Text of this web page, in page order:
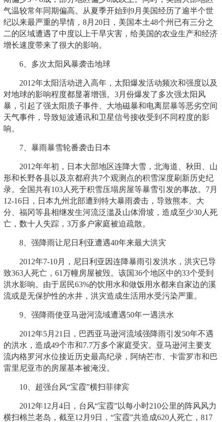
气温较常年同期偏高。从夏季开始到9月美国经历了逾半个世
纪以来最严重的旱情，8月20日，美国本土48个州已有三分之
二的区域遭遇了中度以上干旱灾害，给美国的农业生产和经济
增长速度带来了很大的影响。
6、多次太阳风暴袭击地球
2012年太阳活动进入高年，太阳爆发活动频次和强度以及
对地球的影响程度都显著增强。3月份爆发了多次强太阳风
暴，引起了强太阳质子事件、大地磁暴和电离层暴等恶劣空间
天气事件，导致短波通讯和卫星信号接收受到不同程度的影
响。
7、暴雨暴雪轮番袭击日本
2012年年初，日本大部地区连降大雪，北海道、秋田、山
形和长野各县以及京都府共7个观测点的积雪深度刷新历史纪
录。全国共有103人死于积雪压塌房屋等暴雪引发的事故。7月
12-16日，日本九州北部遭到特大暴雨袭击，导致熊本、大
分、福冈等县相继发生河流泛滥及山体滑坡，造成至少30人死
亡，数十人失踪，3万多户家庭被迫疏散。
8、强降雨让尼日利亚遭遇40年来最大洪灾
2012年7-10月，尼日利亚因连降暴雨引发洪水，洪灾已导
致363人死亡，61万幢房屋被毁。该国36个地区中的33个受到
洪水影响。由于居民63%的饮用水和做饭用水都来自家边的溪
流或是无保护性的水井，洪灾造成生活用水受污染严重。
9、强降雨使亚马逊河流域遭遇50年一遇洪水
2012年5月21日，巴西亚马逊河流域强降雨引发50年不遇
的洪水，造成49个市和7.7万多个家庭受灾。亚马逊河主要支
流内格罗河水位接近历史最高纪录，阿纳芒市、卡雷罗市和巴
雷里尼亚市的房屋基本被淹没。
10、超强台风“宝霞”横扫菲律宾
2012年12月4日，台风“宝霞”以每小时210公里的阵风风力
横扫棉兰老岛，截至12月9日，“宝霞”共造成620人死亡，817